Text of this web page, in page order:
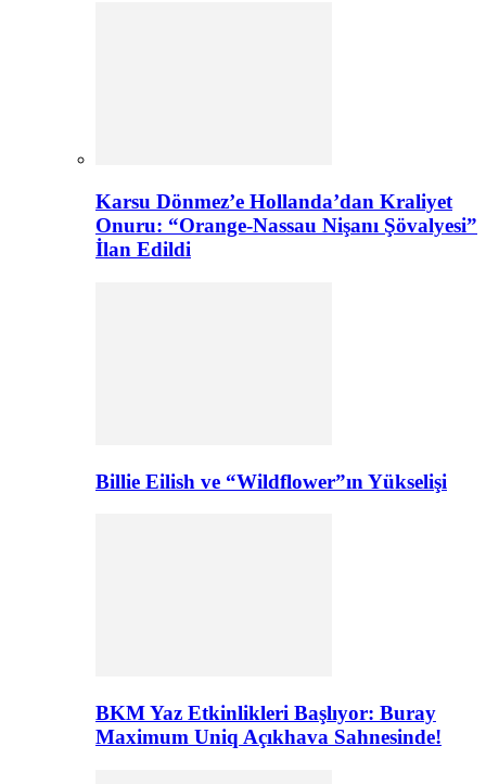
Karsu Dönmez’e Hollanda’dan Kraliyet
Onuru: “Orange-Nassau Nişanı Şövalyesi”
İlan Edildi
Billie Eilish ve “Wildflower”ın Yükselişi
BKM Yaz Etkinlikleri Başlıyor: Buray
Maximum Uniq Açıkhava Sahnesinde!